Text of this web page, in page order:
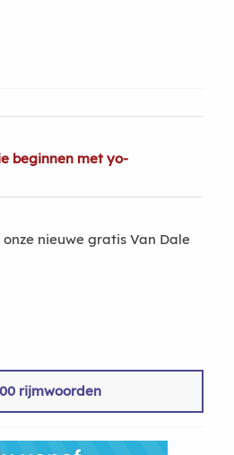
beginnen met yo-
nieuwe gratis Van Dale
rijmwoorden